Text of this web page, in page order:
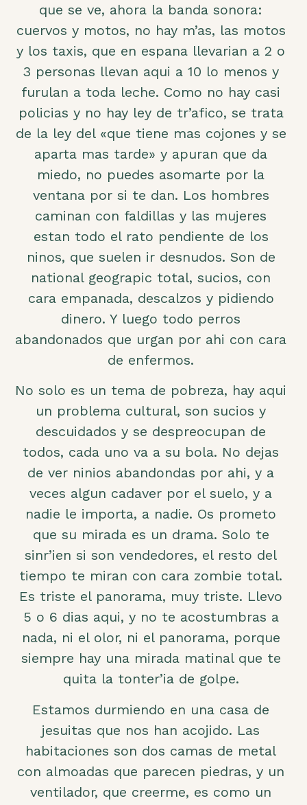
que se ve, ahora la banda sonora:
cuervos y motos, no hay m’as, las motos
y los taxis, que en espana llevarian a 2 o
3 personas llevan aqui a 10 lo menos y
furulan a toda leche. Como no hay casi
policias y no hay ley de tr’afico, se trata
de la ley del «que tiene mas cojones y se
aparta mas tarde» y apuran que da
miedo, no puedes asomarte por la
ventana por si te dan. Los hombres
caminan con faldillas y las mujeres
estan todo el rato pendiente de los
ninos, que suelen ir desnudos. Son de
national geograpic total, sucios, con
cara empanada, descalzos y pidiendo
dinero. Y luego todo perros
abandonados que urgan por ahi con cara
de enfermos.
No solo es un tema de pobreza, hay aqui
un problema cultural, son sucios y
descuidados y se despreocupan de
todos, cada uno va a su bola. No dejas
de ver ninios abandondas por ahi, y a
veces algun cadaver por el suelo, y a
nadie le importa, a nadie. Os prometo
que su mirada es un drama. Solo te
sinr’ien si son vendedores, el resto del
tiempo te miran con cara zombie total.
Es triste el panorama, muy triste. Llevo
5 o 6 dias aqui, y no te acostumbras a
nada, ni el olor, ni el panorama, porque
siempre hay una mirada matinal que te
quita la tonter’ia de golpe.
Estamos durmiendo en una casa de
jesuitas que nos han acojido. Las
habitaciones son dos camas de metal
con almoadas que parecen piedras, y un
ventilador, que creerme, es como un